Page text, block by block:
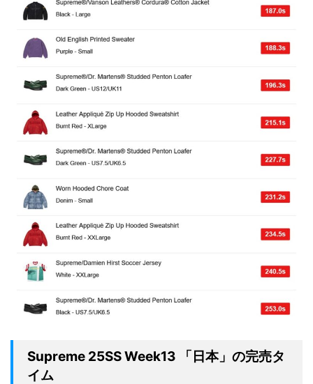
Supreme 25SS Week13 「日本」の完売タ
イム